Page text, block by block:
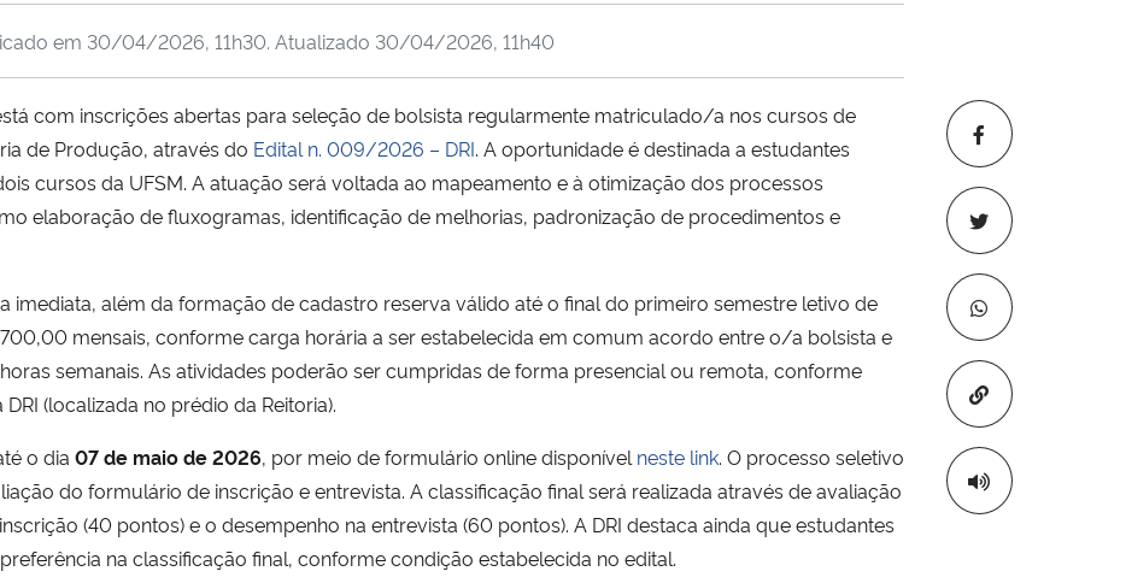
Copiar para
em 30/04/2026, 11h30. Atualizado 30/04/2026, 11h40
com inscrições abertas para seleção de bolsista regularmente matriculado/a nos cursos de
de Produção, através do Edital n. 009/2026 – DRI. A oportunidade é destinada a estudantes
cursos da UFSM. A atuação será voltada ao mapeamento e à otimização dos processos
elaboração de fluxogramas, identificação de melhorias, padronização de procedimentos e
imediata, além da formação de cadastro reserva válido até o final do primeiro semestre letivo de
mensais, conforme carga horária a ser estabelecida em comum acordo entre o/a bolsista e
semanais. As atividades poderão ser cumpridas de forma presencial ou remota, conforme
(localizada no prédio da Reitoria).
o dia 07 de maio de 2026, por meio de formulário online disponível neste link. O processo seletivo
do formulário de inscrição e entrevista. A classificação final será realizada através de avaliação
(40 pontos) e o desempenho na entrevista (60 pontos). A DRI destaca ainda que estudantes
na classificação final, conforme condição estabelecida no edital.